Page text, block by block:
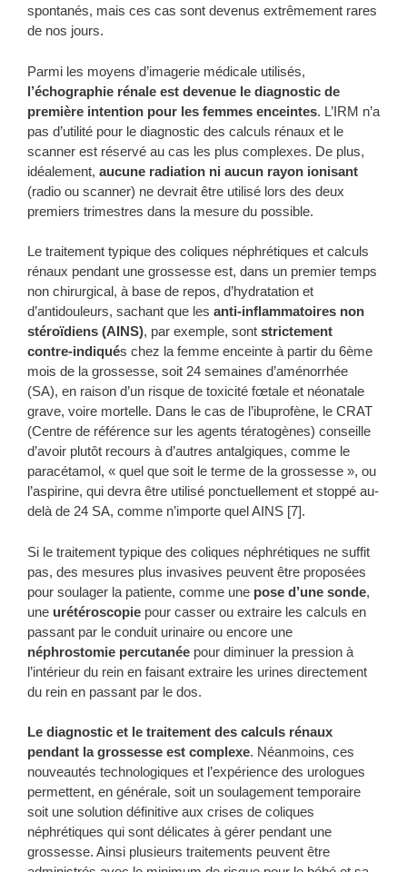
spontanés, mais ces cas sont devenus extrêmement rares
de nos jours.
Parmi les moyens d’imagerie médicale utilisés,
l’échographie rénale est devenue le diagnostic de
première intention pour les femmes enceintes. L’IRM n’a
pas d’utilité pour le diagnostic des calculs rénaux et le
scanner est réservé au cas les plus complexes. De plus,
idéalement, aucune radiation ni aucun rayon ionisant
(radio ou scanner) ne devrait être utilisé lors des deux
premiers trimestres dans la mesure du possible.
Le traitement typique des coliques néphrétiques et calculs
rénaux pendant une grossesse est, dans un premier temps
non chirurgical, à base de repos, d’hydratation et
d’antidouleurs, sachant que les anti-inflammatoires non
stéroïdiens (AINS), par exemple, sont strictement
contre-indiqués chez la femme enceinte à partir du 6ème
mois de la grossesse, soit 24 semaines d’aménorrhée
(SA), en raison d’un risque de toxicité fœtale et néonatale
grave, voire mortelle. Dans le cas de l’ibuprofène, le CRAT
(Centre de référence sur les agents tératogènes) conseille
d’avoir plutôt recours à d’autres antalgiques, comme le
paracétamol, « quel que soit le terme de la grossesse », ou
l’aspirine, qui devra être utilisé ponctuellement et stoppé au-
delà de 24 SA, comme n’importe quel AINS [7].
Si le traitement typique des coliques néphrétiques ne suffit
pas, des mesures plus invasives peuvent être proposées
pour soulager la patiente, comme une pose d’une sonde,
une urétéroscopie pour casser ou extraire les calculs en
passant par le conduit urinaire ou encore une
néphrostomie percutanée pour diminuer la pression à
l’intérieur du rein en faisant extraire les urines directement
du rein en passant par le dos.
Le diagnostic et le traitement des calculs rénaux
pendant la grossesse est complexe. Néanmoins, ces
nouveautés technologiques et l’expérience des urologues
permettent, en générale, soit un soulagement temporaire
soit une solution définitive aux crises de coliques
néphrétiques qui sont délicates à gérer pendant une
grossesse. Ainsi plusieurs traitements peuvent être